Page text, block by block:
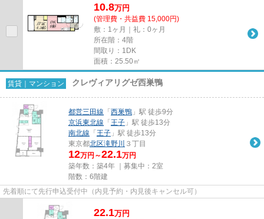
10.8万円
(管理費・共益費 15,000円)
敷：1ヶ月｜礼：0ヶ月
所在階：4階
間取り：1DK
面積：25.50㎡
賃貸｜マンション クレヴィアリグゼ西巣鴨
都営三田線 「 西巣鴨 」駅 徒歩9分
京浜東北線 「 王子 」駅 徒歩13分
南北線 「 王子 」駅 徒歩13分
東京都北区滝野川 ３丁目
12万円～22.1万円
築年数：築4年 ｜募集中： 2室
階数：6階建
先着順にて先行申込受付中（内見予約・内見後キャンセル可）
22.1万円